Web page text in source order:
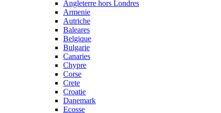
Angleterre hors Londres
Armenie
Autriche
Baleares
Belgique
Bulgarie
Canaries
Chypre
Corse
Crete
Croatie
Danemark
Ecosse